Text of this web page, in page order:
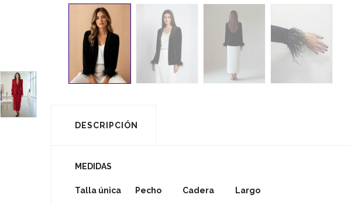
DESCRIPCIÓN
MEDIDAS
Talla única Pecho Cadera Largo